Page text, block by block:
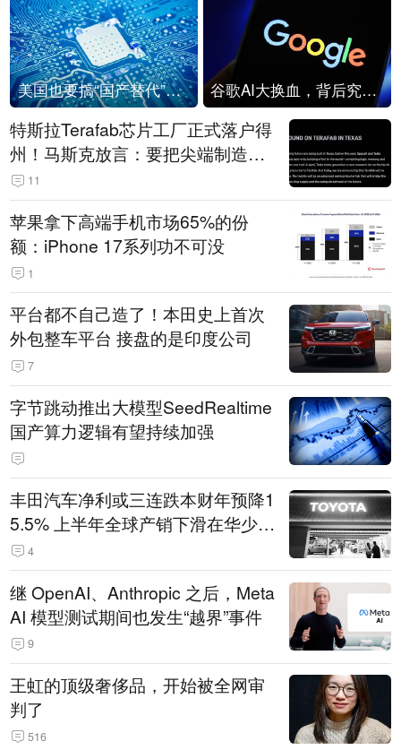
美国也要搞“国产替代”？先算清三笔账 谷歌AI大换血，背后究竟发生了什么？
特斯拉Terafab芯片工厂正式落户得
州！马斯克放言：要把尖端制造带
回美国
11
苹果拿下高端手机市场65%的份
额：iPhone 17系列功不可没
1
平台都不自己造了！本田史上首次
外包整车平台 接盘的是印度公司
7
字节跳动推出大模型SeedRealtime
国产算力逻辑有望持续加强
丰田汽车净利或三连跌本财年预降1
5.5% 上半年全球产销下滑在华少卖
14.3万辆
4
继 OpenAI、Anthropic 之后，Meta
AI 模型测试期间也发生“越界”事件
9
王虹的顶级奢侈品，开始被全网审
判了
516